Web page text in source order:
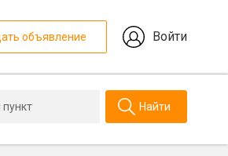
объявление Войти
Найти